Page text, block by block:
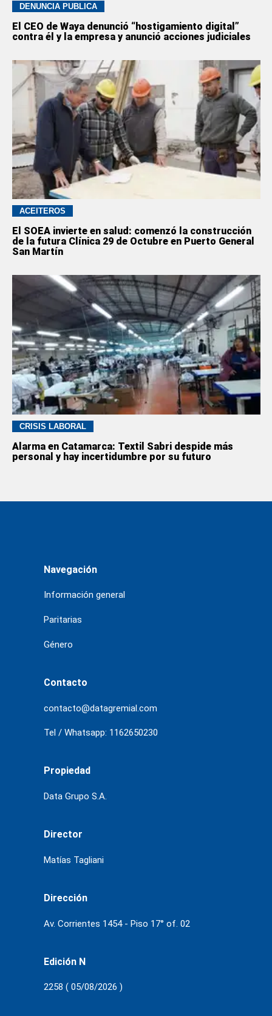
DENUNCIA PÚBLICA
El CEO de Waya denunció “hostigamiento digital”
contra él y la empresa y anunció acciones judiciales
ACEITEROS
El SOEA invierte en salud: comenzó la construcción
de la futura Clínica 29 de Octubre en Puerto General
San Martín
CRISIS LABORAL
Alarma en Catamarca: Textil Sabri despide más
personal y hay incertidumbre por su futuro
Navegación
Información general
Paritarias
Género
Contacto
contacto@datagremial.com
Tel / Whatsapp: 1162650230
Propiedad
Data Grupo S.A.
Director
Matías Tagliani
Dirección
Av. Corrientes 1454 - Piso 17° of. 02
Edición N
2258 ( 05/08/2026 )